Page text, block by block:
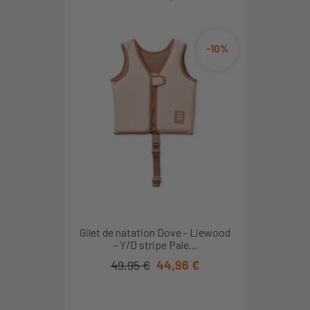
Gilet de natation Dove - Liewood
- Y/D stripe Pale...
-10%
49,95 € 44,96 €